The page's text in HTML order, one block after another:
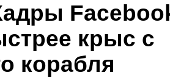
крыс с
корабля